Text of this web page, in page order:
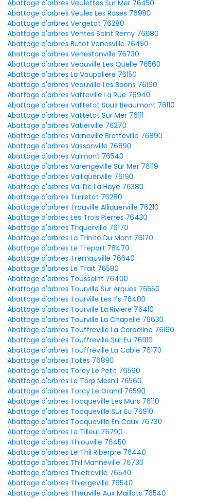
Abattage d'arbres Veulettes Sur Mer 76450
Abattage d'arbres Veules Les Roses 76980
Abattage d'arbres Vergetot 76280
Abattage d'arbres Ventes Saint Remy 76680
Abattage d'arbres Butot Venesville 76450
Abattage d'arbres Venestanville 76730
Abattage d'arbres Veauville Les Quelle 76560
Abattage d'arbres La Vaupaliere 76150
Abattage d'arbres Veauville Les Baons 76190
Abattage d'arbres Vatteville La Rue 76940
Abattage d'arbres Vattetot Sous Beaumont 76110
Abattage d'arbres Vattetot Sur Mer 76111
Abattage d'arbres Vatierville 76270
Abattage d'arbres Varneville Bretteville 76890
Abattage d'arbres Vassonville 76890
Abattage d'arbres Valmont 76540
Abattage d'arbres Varengeville Sur Mer 76119
Abattage d'arbres Valliquerville 76190
Abattage d'arbres Val De La Haye 76380
Abattage d'arbres Turretot 76280
Abattage d'arbres Trouville Alliquerville 76210
Abattage d'arbres Les Trois Pierres 76430
Abattage d'arbres Triquerville 76170
Abattage d'arbres La Trinite Du Mont 76170
Abattage d'arbres Le Treport 76470
Abattage d'arbres Tremauville 76640
Abattage d'arbres Le Trait 76580
Abattage d'arbres Toussaint 76400
Abattage d'arbres Tourville Sur Arques 76550
Abattage d'arbres Tourville Les Ifs 76400
Abattage d'arbres Tourville La Riviere 76410
Abattage d'arbres Tourville La Chapelle 76630
Abattage d'arbres Touffreville La Corbeline 76190
Abattage d'arbres Touffreville Sur Eu 76910
Abattage d'arbres Touffreville La Cable 76170
Abattage d'arbres Totes 76890
Abattage d'arbres Torcy Le Petit 76590
Abattage d'arbres Le Torp Mesnil 76560
Abattage d'arbres Torcy Le Grand 76590
Abattage d'arbres Tocqueville Les Murs 76110
Abattage d'arbres Tocqueville Sur Eu 76910
Abattage d'arbres Tocqueville En Caux 76730
Abattage d'arbres Le Tilleul 76790
Abattage d'arbres Thiouville 76450
Abattage d'arbres Le Thil Riberpre 76440
Abattage d'arbres Thil Manneville 76730
Abattage d'arbres Thietreville 76540
Abattage d'arbres Thiergeville 76540
Abattage d'arbres Theuville Aux Maillots 76540